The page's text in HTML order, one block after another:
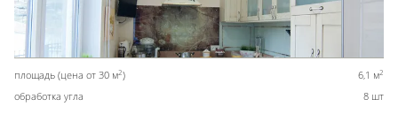
площадь (цена от 30 м2) 6,1 м2
обработка угла 8 шт